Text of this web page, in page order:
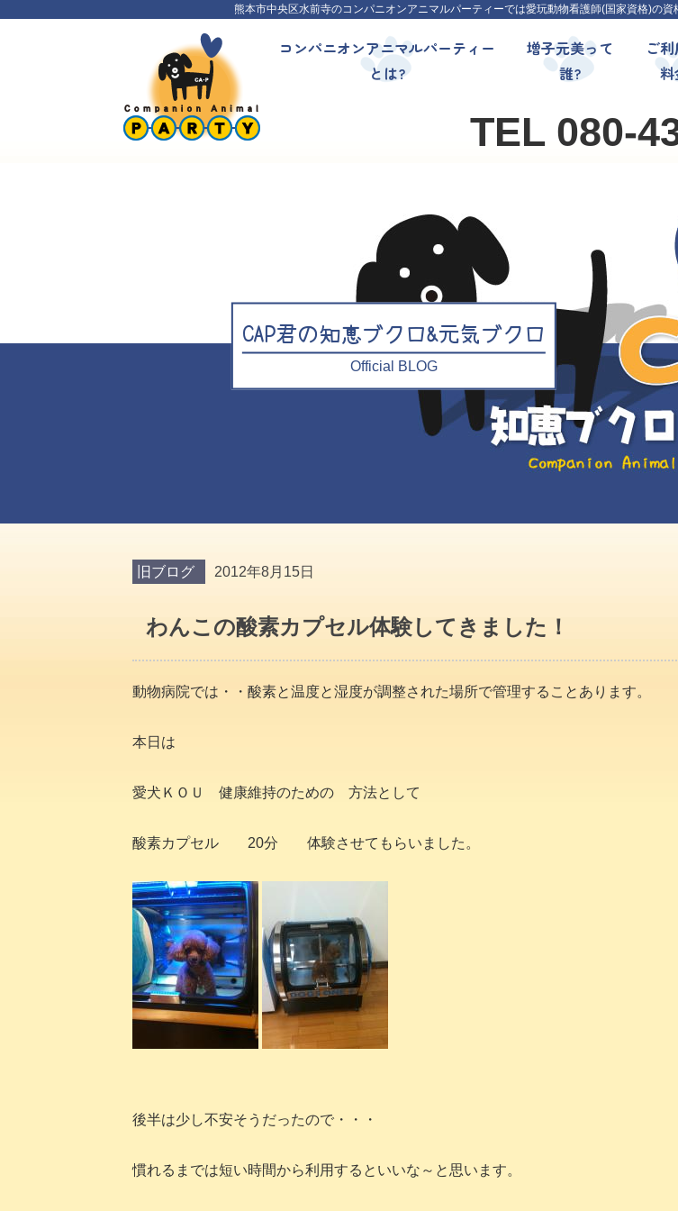
熊本市中央区水前寺のコンパニオンアニマルパーティーでは愛玩動物看護師(国家資格)の
コンパニオンアニマルパーティー
とは?
増子元美って
誰?
ご
TEL 080-
CAP君の知恵ブクロ&元気ブクロ
Official BLOG
旧ブログ 2012年8月15日
わんこの酸素カプセル体験してきました！
動物病院では・・酸素と温度と湿度が調整された場所で管理することあります。
本日は
愛犬ＫＯＵ 健康維持のための 方法として
酸素カプセル 20分 体験させてもらいました。
後半は少し不安そうだったので・・・
慣れるまでは短い時間から利用するといいな～と思います。